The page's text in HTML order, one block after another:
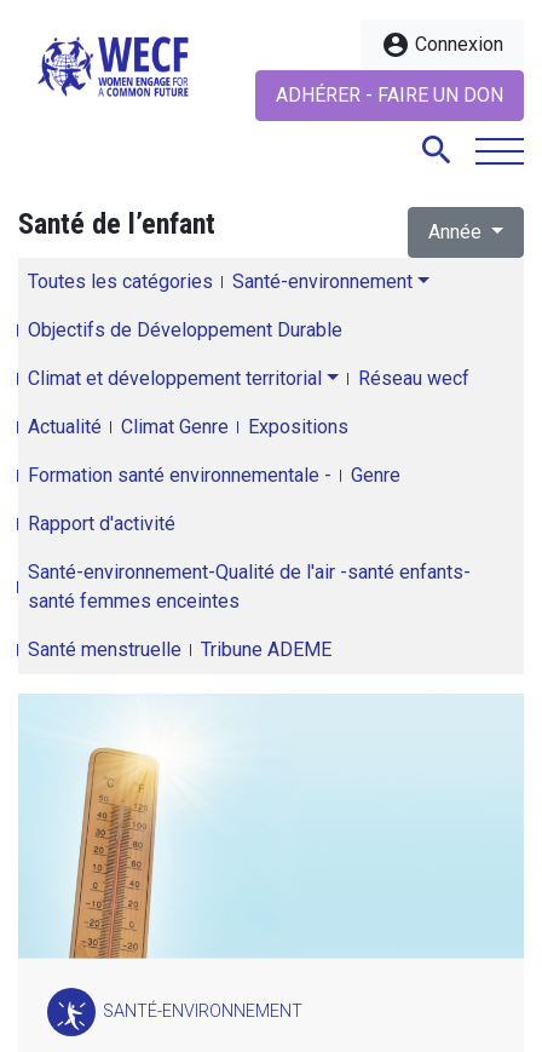
account_circle Connexion
ADHÉRER - FAIRE UN DON
search
Santé de l’enfant Année
Toutes les catégories Santé-environnement
Objectifs de Développement Durable
Climat et développement territorial Réseau wecf
Actualité Climat Genre Expositions
Formation santé environnementale - Genre
Rapport d'activité
Santé-environnement-Qualité de l'air -santé enfants-
santé femmes enceintes
Santé menstruelle Tribune ADEME
SANTÉ-ENVIRONNEMENT